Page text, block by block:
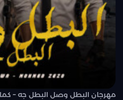
مهرجان البطل وصل البطل جه –